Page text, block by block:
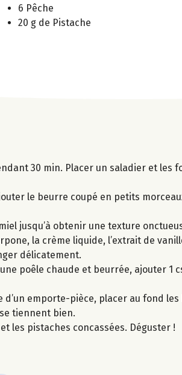
6 Pêche
20 g de Pistache
30 min. Placer un saladier et
le beurre coupé en petits
jusqu’à obtenir une texture
la crème liquide, l’extrait de
délicatement.
poêle chaude et beurrée, ajouter 1
d’un emporte-pièce, placer au fond
tiennent bien.
les pistaches concassées. Déguster !